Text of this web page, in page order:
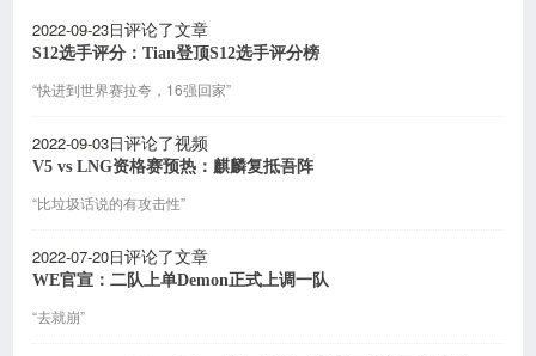
2022-09-23日评论了文章
S12选手评分：Tian登顶S12选手评分榜
“快进到世界赛拉夸，16强回家”
2022-09-03日评论了视频
V5 vs LNG资格赛预热：麒麟复抵吾阵
“比垃圾话说的有攻击性”
2022-07-20日评论了文章
WE官宣：二队上单Demon正式上调一队
“去就崩”